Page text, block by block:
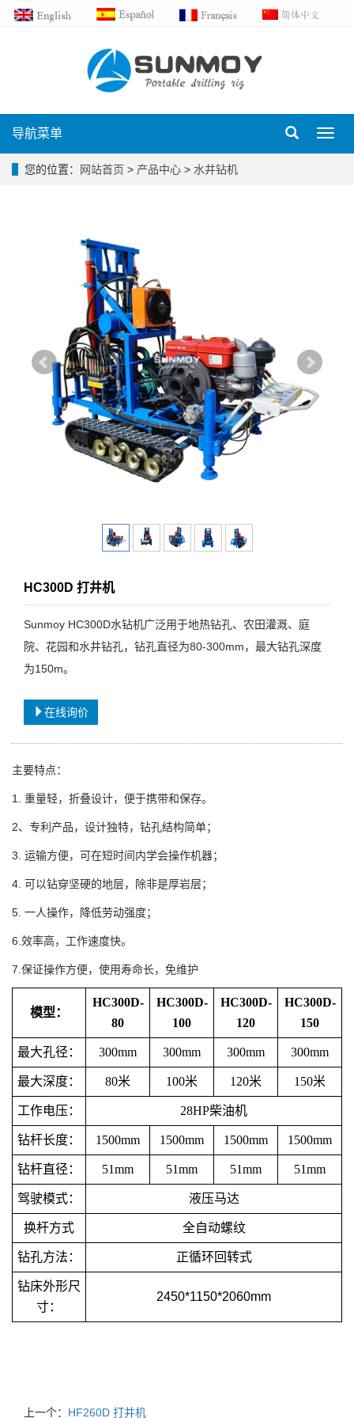
导航菜单
您的位置： 网站首页 > 产品中心 > 水井钻机
HC300D 打井机
Sunmoy HC300D水钻机广泛用于地热钻孔、农田灌溉、庭
院、花园和水井钻孔，钻孔直径为80-300mm，最大钻孔深度
为150m。
在线询价
主要特点：
1. 重量轻，折叠设计，便于携带和保存。
2、专利产品，设计独特，钻孔结构简单；
3. 运输方便，可在短时间内学会操作机器；
4. 可以钻穿坚硬的地层，除非是厚岩层；
5. 一人操作，降低劳动强度；
6.效率高，工作速度快。
7.保证操作方便，使用寿命长，免维护
模型：
HC300D-
80
HC300D-
100
HC300D-
120
HC300D-
150
最大孔径： 300mm 300mm 300mm 300mm
最大深度： 80米 100米 120米 150米
工作电压： 28HP柴油机
钻杆长度： 1500mm 1500mm 1500mm 1500mm
钻杆直径： 51mm 51mm 51mm 51mm
驾驶模式： 液压马达
换杆方式 全自动螺纹
钻孔方法： 正循环回转式
钻床外形尺
寸：
2450*1150*2060mm
上一个： HF260D 打井机